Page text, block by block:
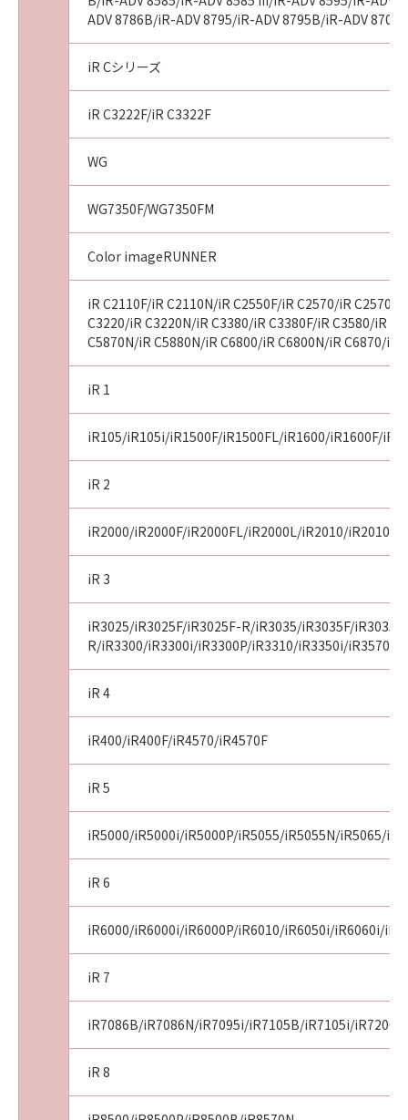
ADV 8786B/iR-ADV 8795/iR-ADV 8795B/iR-ADV
iR Cシリーズ
iR C3222F/iR C3322F
WG
WG7350F/WG7350FM
Color imageRUNNER
iR C2110F/iR C2110N/iR C2550F/iR C2570/iR
C3220/iR C3220N/iR C3380/iR C3380F/iR C3580/iR
C5870N/iR C5880N/iR C6800/iR C6800N/iR C6870/iR
iR 1
iR105/iR105i/iR1500F/iR1500FL/iR1600/iR1600F/
iR 2
iR2000/iR2000F/iR2000FL/iR2000L/iR2010/
iR 3
iR3025/iR3025F/iR3025F-R/iR3035/iR3035F/
R/iR3300/iR3300i/iR3300P/iR3310/iR3350i/iR3570/
iR 4
iR400/iR400F/iR4570/iR4570F
iR 5
iR5000/iR5000i/iR5000P/iR5055/iR5055N/iR5065/
iR 6
iR6000/iR6000i/iR6000P/iR6010/iR6050i/iR6060i/
iR 7
iR7086B/iR7086N/iR7095i/iR7105B/iR7105i/iR7200/
iR 8